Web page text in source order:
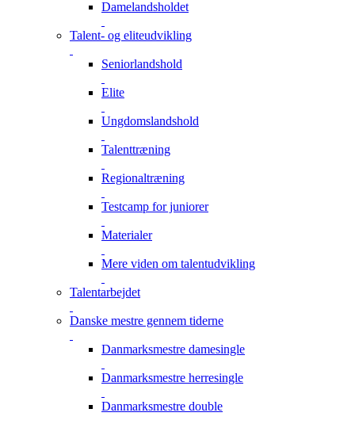
Damelandsholdet
Talent- og eliteudvikling
Seniorlandshold
Elite
Ungdomslandshold
Talenttræning
Regionaltræning
Testcamp for juniorer
Materialer
Mere viden om talentudvikling
Talentarbejdet
Danske mestre gennem tiderne
Danmarksmestre damesingle
Danmarksmestre herresingle
Danmarksmestre double